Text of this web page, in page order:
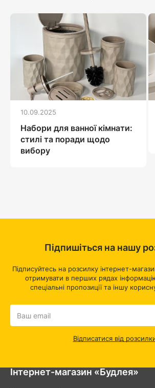
10.09.2025
Набори для ванної кімнати:
стилі та поради щодо
вибору
Інтернет-магазин «Будлея»
Підпишіться на нашу
Підписуйтесь на розсилку інтернет-
отримувати в перших рядах
спеціальні пропозиції та іншу
Відписатися від